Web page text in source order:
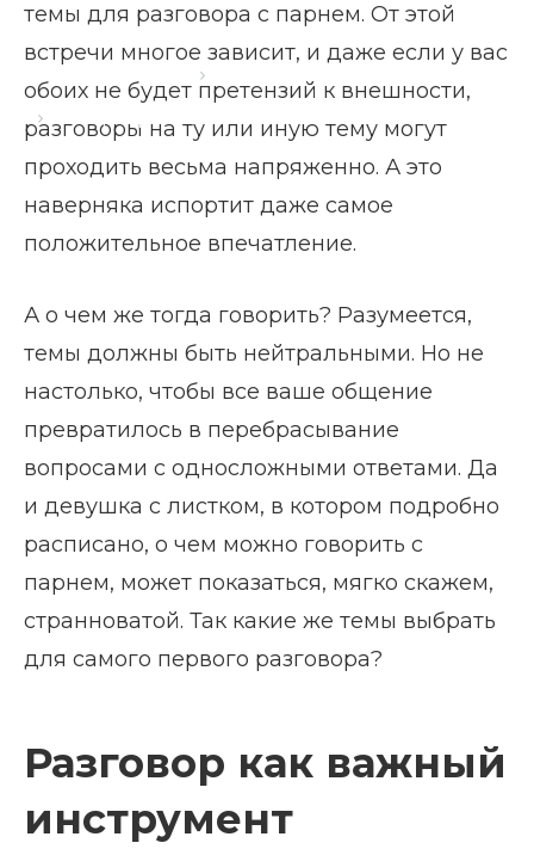
темы для разговора с парнем. От этой
встречи многое зависит, и даже если у вас
обоих не будет претензий к внешности,
разговоры на ту или иную тему могут
проходить весьма напряженно. А это
наверняка испортит даже самое
положительное впечатление.
А о чем же тогда говорить? Разумеется,
темы должны быть нейтральными. Но не
настолько, чтобы все ваше общение
превратилось в перебрасывание
вопросами с односложными ответами. Да
и девушка с листком, в котором подробно
расписано, о чем можно говорить с
парнем, может показаться, мягко скажем,
странноватой. Так какие же темы выбрать
для самого первого разговора?
Разговор как важный
инструмент